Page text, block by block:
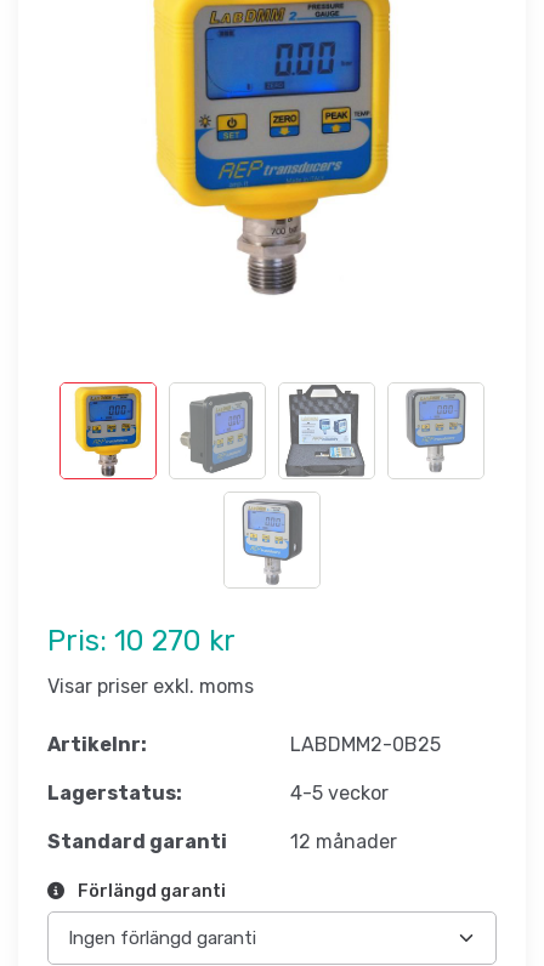
Pris: 10 270 kr
Visar priser exkl. moms
Artikelnr: LABDMM2-0B25
Lagerstatus: 4-5 veckor
Standard garanti 12 månader
Förlängd garanti